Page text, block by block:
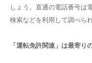
しょう。直通の電話番号は
検索などを利用して調べられ
「運転免許関連」は最寄り